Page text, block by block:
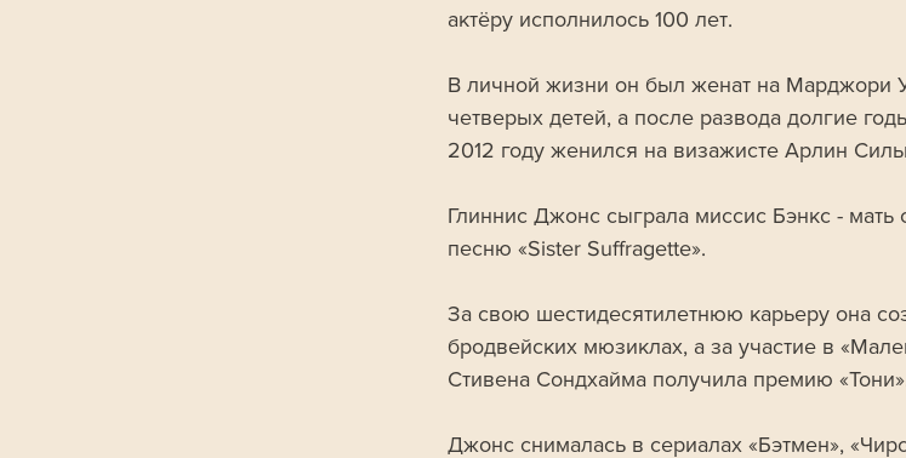
актёру исполнилось 100 лет.
В личной жизни он был женат на Марджори
четверых детей, а после развода долгие
2012 году женился на визажисте Арлин
Глиннис Джонс сыграла миссис Бэнкс -
песню «Sister Suffragette».
За свою шестидесятилетнюю карьеру она
бродвейских мюзиклах, а за участие в
Стивена Сондхайма получила премию
Джонс снималась в сериалах «Бэтмен»,